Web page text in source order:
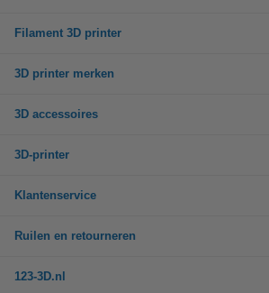
Filament 3D printer
3D printer merken
3D accessoires
3D-printer
Klantenservice
Ruilen en retourneren
123-3D.nl